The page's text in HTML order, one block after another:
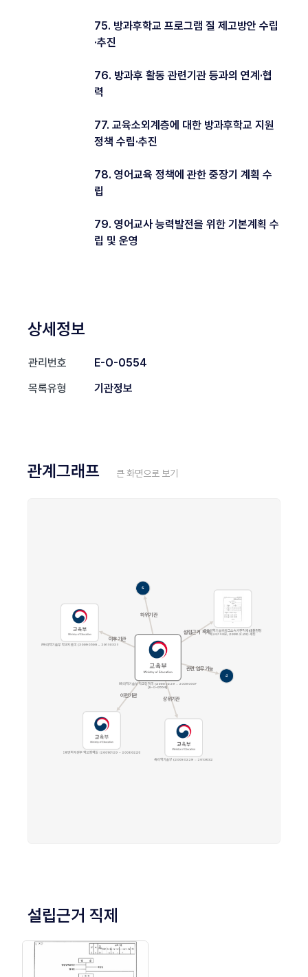
75. 방과후학교 프로그램 질 제고방안 수립
·추진
76. 방과후 활동 관련기관 등과의 연계·협
력
77. 교육소외계층에 대한 방과후학교 지원
정책 수립·추진
78. 영어교육 정책에 관한 중장기 계획 수
립
79. 영어교사 능력발전을 위한 기본계획 수
립 및 운영
상세정보
관리번호
E-O-0554
목록유형
기관정보
관계그래프 큰 화면으로 보기
설립근거 직제